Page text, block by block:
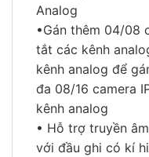
Analog
•Gán thêm 04/08
tắt các kênh
kênh analog để
đa 08/16 camera
kênh analog
• Hỗ trợ truyền
với đầu ghi có kí